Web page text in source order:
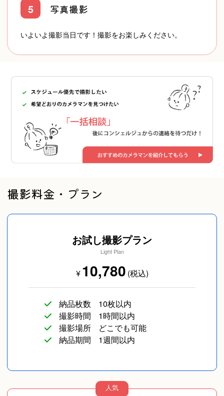
山本俊博
AKITAKA
内藤宏和
5 写真撮影
いよいよ撮影当日です！撮影をお楽しみください。
撮影料金・プラン
お試し撮影プラン
Light Plan
¥10,780 (税込)
納品枚数
10枚以内
撮影時間
1時間以内
撮影場所
どこでも可能
納品期間
1週間以内
人気